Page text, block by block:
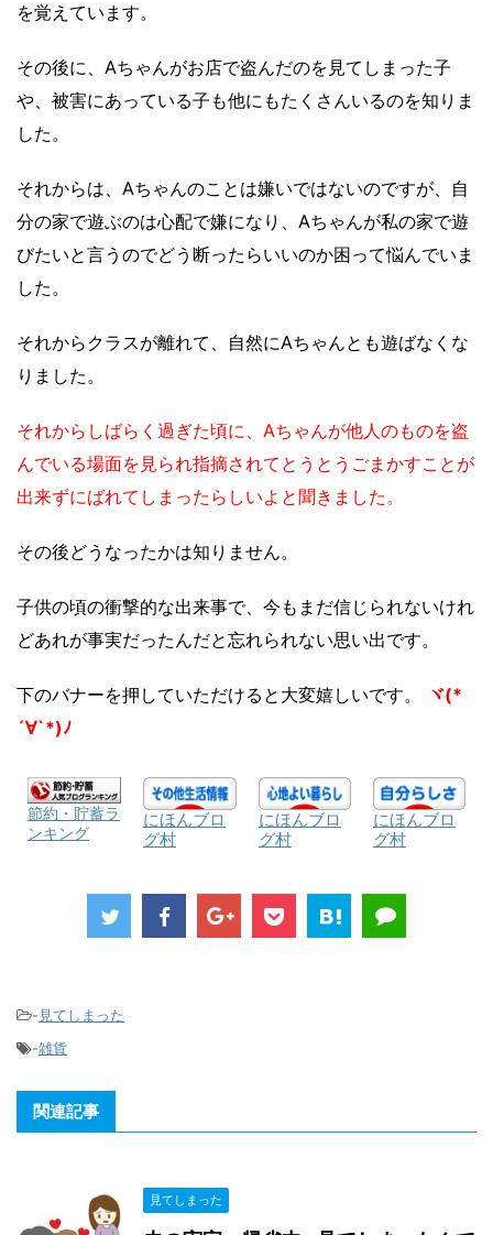
を覚えています。
その後に、Aちゃんがお店で盗んだのを見てしまった子
や、被害にあっている子も他にもたくさんいるのを知りま
した。
それからは、Aちゃんのことは嫌いではないのですが、自
分の家で遊ぶのは心配で嫌になり、Aちゃんが私の家で遊
びたいと言うのでどう断ったらいいのか困って悩んでいま
した。
それからクラスが離れて、自然にAちゃんとも遊ばなくな
りました。
それからしばらく過ぎた頃に、Aちゃんが他人のものを盗
んでいる場面を見られ指摘されてとうとうごまかすことが
出来ずにばれてしまったらしいよと聞きました。
その後どうなったかは知りません。
子供の頃の衝撃的な出来事で、今もまだ信じられないけれ
どあれが事実だったんだと忘れられない思い出です。
下のバナーを押していただけると大変嬉しいです。
ヾ(*
´∀`*)ﾉ
節約・貯蓄ラ
ンキング
にほんブロ
グ村
にほんブロ
グ村
にほんブロ
グ村
-見てしまった
-雑貨
関連記事
見てしまった